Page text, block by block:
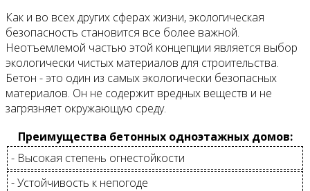
Как и во всех других сферах жизни, экологическая
безопасность становится все более важной.
Неотъемлемой частью этой концепции является выбор
экологически чистых материалов для строительства.
Бетон - это один из самых экологически безопасных
материалов. Он не содержит вредных веществ и не
загрязняет окружающую среду.
Преимущества бетонных одноэтажных домов:
- Высокая степень огнестойкости
- Устойчивость к непогоде